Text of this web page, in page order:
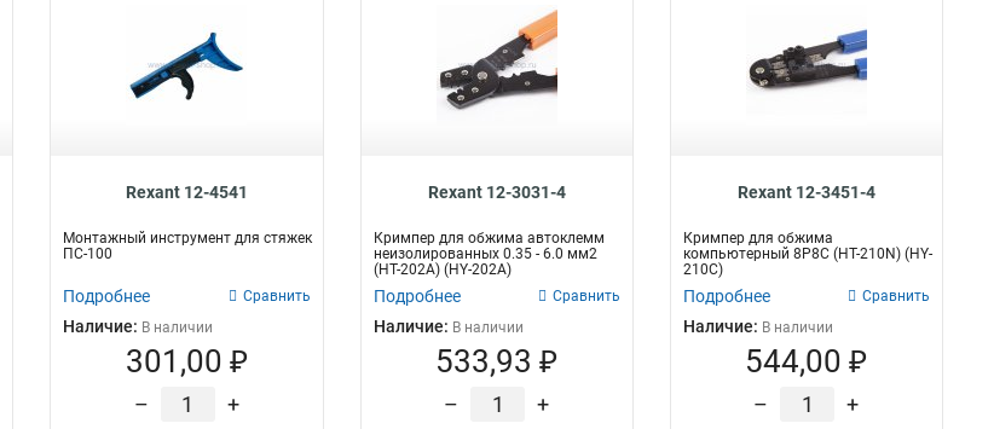
Rexant 12-4541
Монтажный инструмент для стяжек
ПС-100
Подробнее Сравнить
Наличие: В наличии
301,00 ₽
– +
Rexant 12-3031-4
Кримпер для обжима автоклемм
неизолированных 0.35 - 6.0 мм2
(HT-202A) (HY-202A)
Подробнее Сравнить
Наличие: В наличии
533,93 ₽
– +
Rexant 12-3451-4
Кримпер для обжима
компьютерный 8P8C (HT-210N) (HY-
210C)
Подробнее Сравнить
Наличие: В наличии
544,00 ₽
– +